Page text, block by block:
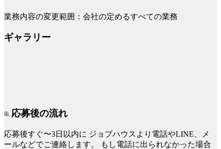
業務内容の変更範囲：会社の定めるすべての業務
ギャラリー
応募後の流れ
応募後すぐ〜3日以内に ジョブハウスより電話やLINE、メ
ールなどでご連絡します。
もし電話に出られなかった場合